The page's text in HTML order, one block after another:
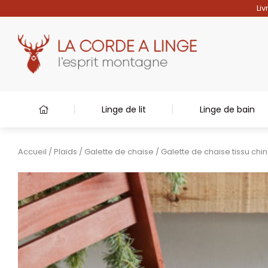
Linge de lit Linge de bain
Accueil / Plaids / Galette de chaise / Galette de chaise tissu